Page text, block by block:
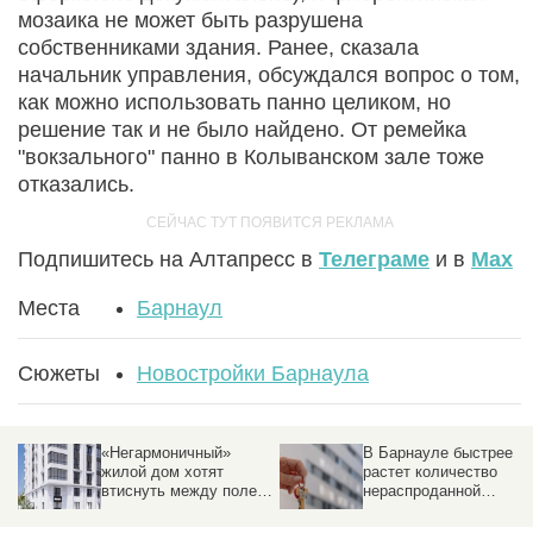
мозаика не может быть разрушена
собственниками здания. Ранее, сказала
начальник управления, обсуждался вопрос о том,
как можно использовать панно целиком, но
решение так и не было найдено. От ремейка
"вокзального" панно в Колыванском зале тоже
отказались.
Подпишитесь на Алтапресс в Телеграме и в Max
Места Барнаул
Сюжеты Новостройки Барнаула
«Негармоничный»
жилой дом хотят
втиснуть между полем
В Барнауле быстрее
растет количество
нераспроданной